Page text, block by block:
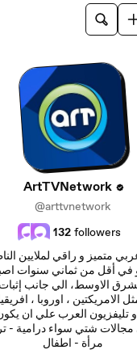
ArtTVNetwork
@arttvnetwork
132 followers
متميز و راقي لملايين
أقل من ثماني سنوات
الاوسط، الي جانب
العرب علي ان يكون
شتي سواء درامية -
مرأة - اطفال